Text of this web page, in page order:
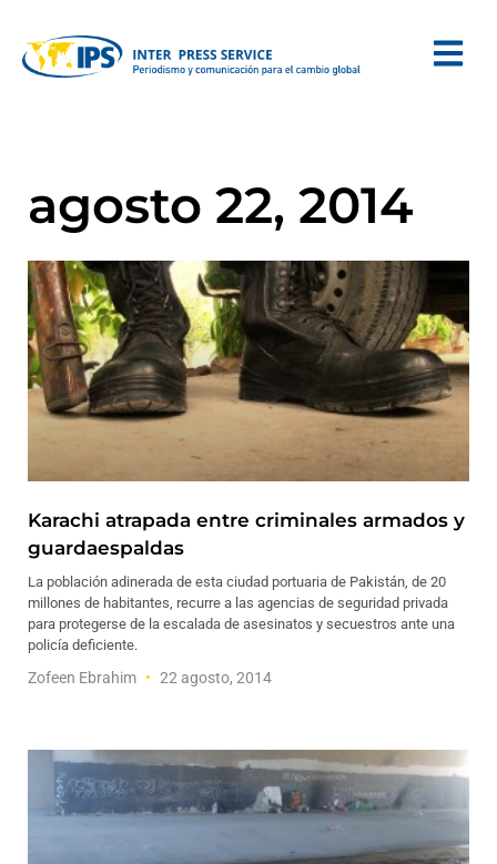
agosto 22, 2014
Karachi atrapada entre criminales armados y
guardaespaldas
La población adinerada de esta ciudad portuaria de Pakistán, de 20
millones de habitantes, recurre a las agencias de seguridad privada
para protegerse de la escalada de asesinatos y secuestros ante una
policía deficiente.
Zofeen Ebrahim 22 agosto, 2014